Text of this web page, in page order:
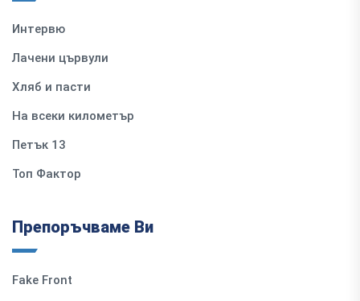
Интервю
Лачени цървули
Хляб и пасти
На всеки километър
Петък 13
Топ Фактор
Препоръчваме Ви
Fake Front